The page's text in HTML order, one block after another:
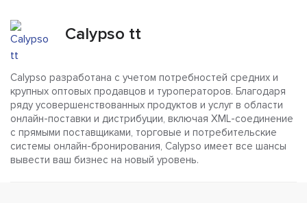
Calypso tt
Calypso разработана с учетом потребностей средних и
крупных оптовых продавцов и туроператоров. Благодаря
ряду усовершенствованных продуктов и услуг в области
онлайн-поставки и дистрибуции, включая XML-соединение
с прямыми поставщиками, торговые и потребительские
системы онлайн-бронирования, Calypso имеет все шансы
вывести ваш бизнес на новый уровень.